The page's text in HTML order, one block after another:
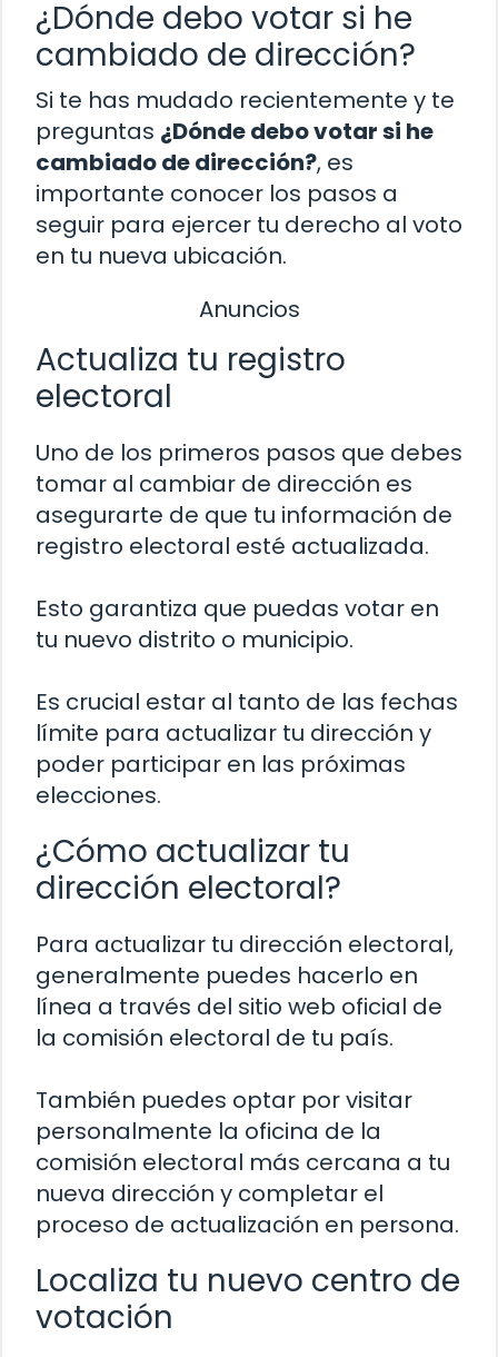
¿Dónde debo votar si he
cambiado de dirección?
Si te has mudado recientemente y te
preguntas ¿Dónde debo votar si he
cambiado de dirección?, es
importante conocer los pasos a
seguir para ejercer tu derecho al voto
en tu nueva ubicación.
Anuncios
Actualiza tu registro
electoral
Uno de los primeros pasos que debes
tomar al cambiar de dirección es
asegurarte de que tu información de
registro electoral esté actualizada.
Esto garantiza que puedas votar en
tu nuevo distrito o municipio.
Es crucial estar al tanto de las fechas
límite para actualizar tu dirección y
poder participar en las próximas
elecciones.
¿Cómo actualizar tu
dirección electoral?
Para actualizar tu dirección electoral,
generalmente puedes hacerlo en
línea a través del sitio web oficial de
la comisión electoral de tu país.
También puedes optar por visitar
personalmente la oficina de la
comisión electoral más cercana a tu
nueva dirección y completar el
proceso de actualización en persona.
Localiza tu nuevo centro de
votación